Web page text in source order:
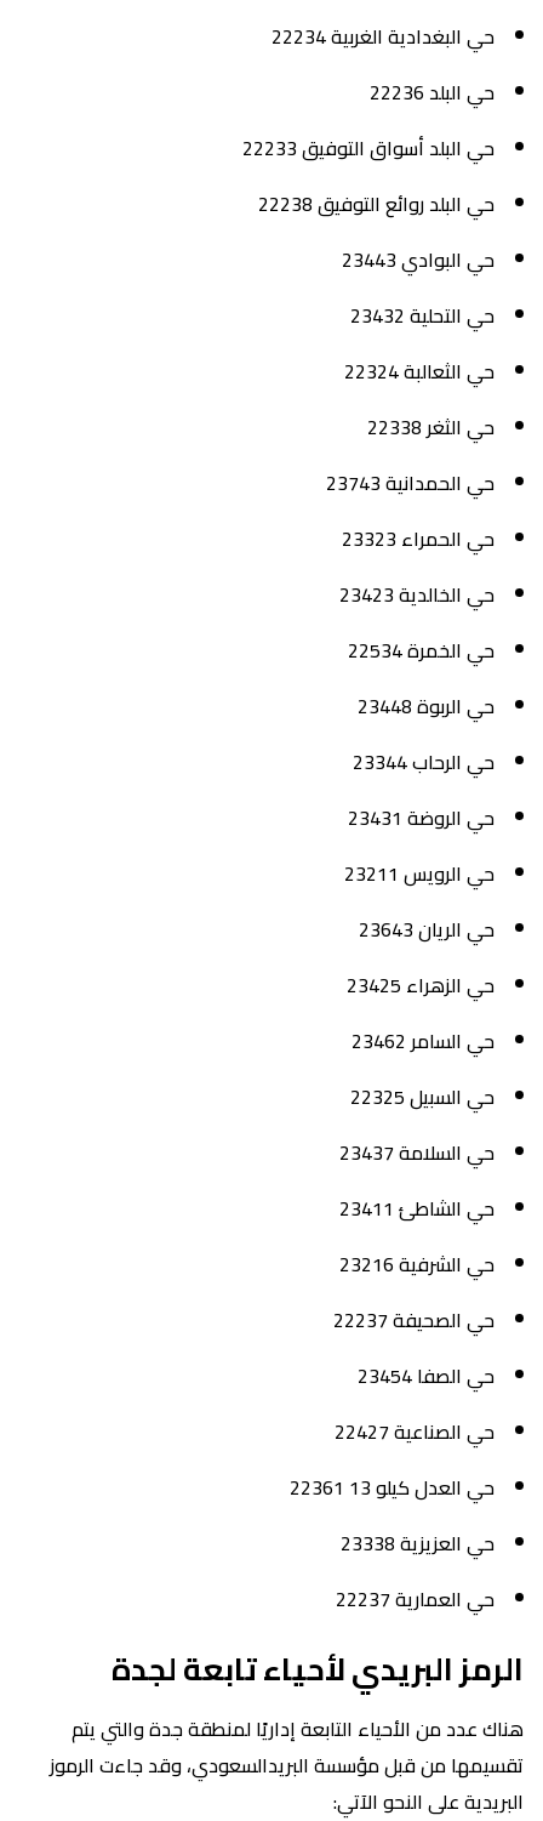
حي البغدادية الغربية 22234
حي البلد 22236
حي البلد أسواق التوفيق 22233
حي البلد روائع التوفيق 22238
حي البوادي 23443
حي التحلية 23432
حي الثعالبة 22324
حي الثغر 22338
حي الحمدانية 23743
حي الحمراء 23323
حي الخالدية 23423
حي الخمرة 22534
حي الربوة 23448
حي الرحاب 23344
حي الروضة 23431
حي الرويس 23211
حي الريان 23643
حي الزهراء 23425
حي السامر 23462
حي السبيل 22325
حي السلامة 23437
حي الشاطئ 23411
حي الشرفية 23216
حي الصحيفة 22237
حي الصفا 23454
حي الصناعية 22427
حي العدل كيلو 13 22361
حي العزيزية 23338
حي العمارية 22237
الرمز البريدي لأحياء تابعة لجدة
هناك عدد من الأحياء التابعة إداريًا لمنطقة جدة والتي يتم
تقسيمها من قبل مؤسسة البريدالسعودي، وقد جاءت الرموز
البريدية على النحو الآتي: